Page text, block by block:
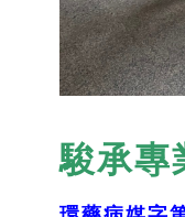
駿承專